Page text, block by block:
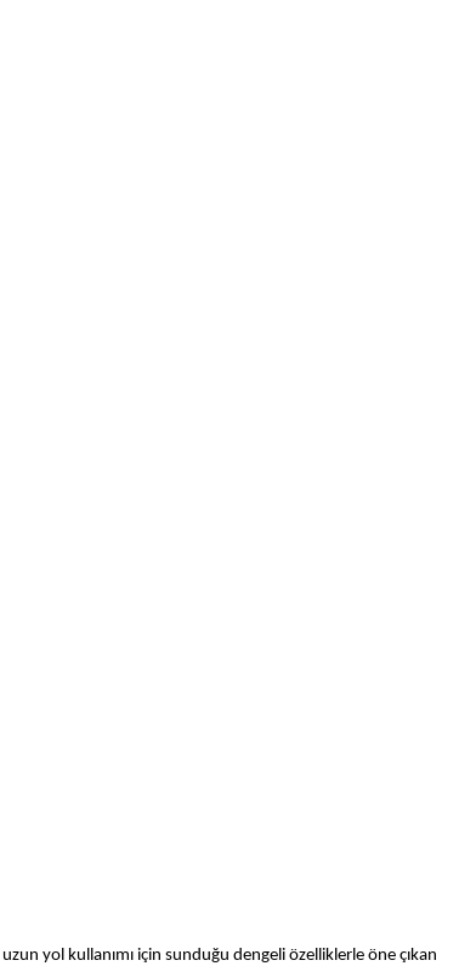
yol kullanımı için sunduğu dengeli özelliklerle öne çıkan